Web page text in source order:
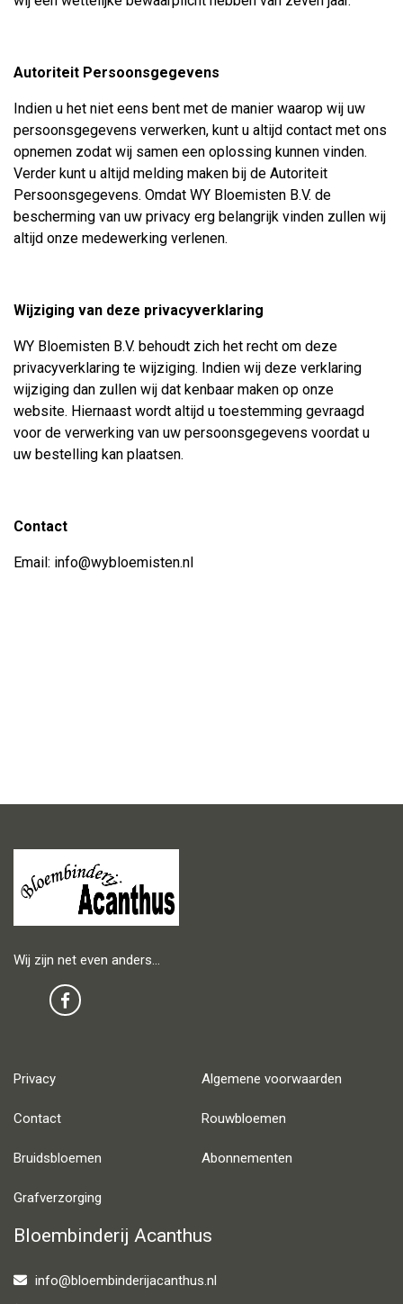
Autoriteit Persoonsgegevens
Indien u het niet eens bent met de manier waarop wij uw
persoonsgegevens verwerken, kunt u altijd contact met ons
opnemen zodat wij samen een oplossing kunnen vinden.
Verder kunt u altijd melding maken bij de Autoriteit
Persoonsgegevens. Omdat WY Bloemisten B.V. de
bescherming van uw privacy erg belangrijk vinden zullen wij
altijd onze medewerking verlenen.
Wijziging van deze privacyverklaring
WY Bloemisten B.V. behoudt zich het recht om deze
privacyverklaring te wijziging. Indien wij deze verklaring
wijziging dan zullen wij dat kenbaar maken op onze
website. Hiernaast wordt altijd u toestemming gevraagd
voor de verwerking van uw persoonsgegevens voordat u
uw bestelling kan plaatsen.
Contact
Email: info@wybloemisten.nl
Wij zijn net even anders…
Privacy Algemene voorwaarden
Contact Rouwbloemen
Bruidsbloemen Abonnementen
Grafverzorging
Bloembinderij Acanthus
info@bloembinderijacanthus.nl